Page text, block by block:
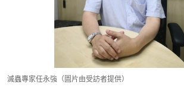
滅蟲專家任永強（圖片由受訪者提供）